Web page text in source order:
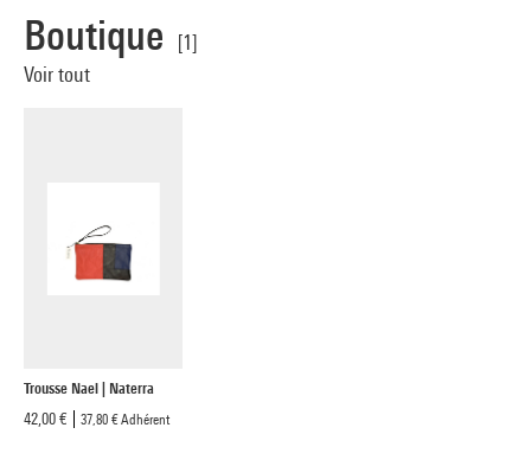
Boutique
[1]
Voir tout
Trousse Nael | Naterra
42,00 €
37,80 €Adhérent